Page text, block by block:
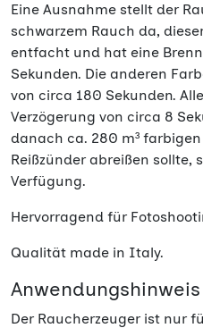
weiß, Brenndauer (circa):
Reißzünder
Eine Ausnahme stellt der
schwarzem Rauch da,
entfacht und hat eine
Sekunden. Die anderen
von circa 180 Sekunden.
Verzögerung von circa 8
danach ca. 280 m³
Reißzünder abreißen sollte,
Verfügung.
Hervorragend für
Qualität made in Italy.
Anwendungshinweis
Der Raucherzeuger ist nur